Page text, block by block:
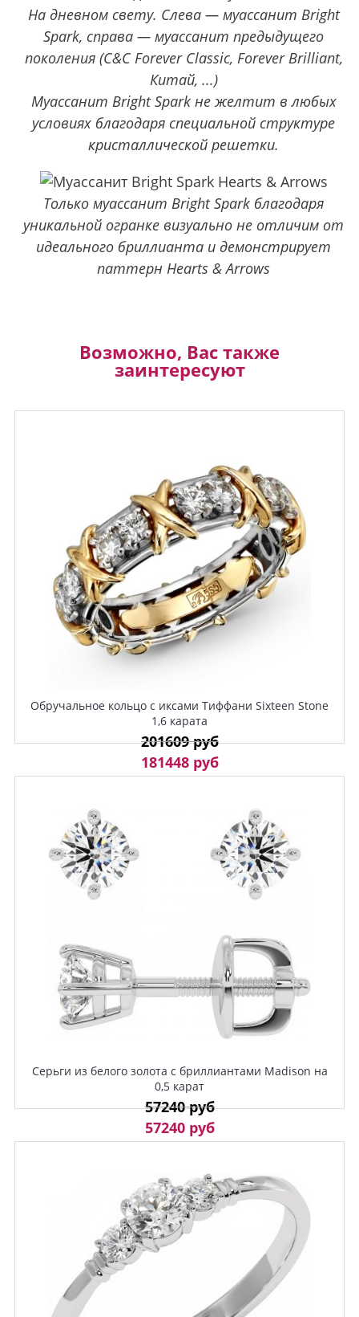
На дневном свету. Слева — муассанит Bright
Spark, справа — муассанит предыдущего
поколения (C&C Forever Classic, Forever Brilliant,
Китай, ...)
Муассанит Bright Spark не желтит в любых
условиях благодаря специальной структуре
кристаллической решетки.
Только муассанит Bright Spark благодаря
уникальной огранке визуально не отличим от
идеального бриллианта и демонстрирует
паттерн Hearts & Arrows
Возможно, Вас также
заинтересуют
Обручальное кольцо с иксами Тиффани Sixteen Stone
1,6 карата
201609 руб
181448 руб
Серьги из белого золота с бриллиантами Madison на
0,5 карат
57240 руб
57240 руб